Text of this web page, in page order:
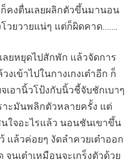
ก็คงตื่นเลยผลิกตัวขึ้นมานอน
วยวายแน่ๆ แต่ก็ผิดคาด…….
ยหยุดไปสักพัก แล้วจัดการ
เข้าไปในกางเกงเต๋าอีก ก็
เอานิ้วโป้งกับนิ้วชี้จับชักเบาๆ
าะมันพลิกตัวหลายครั้ง แต่
ใจอะไรแล้ว นอนชันเขาขึ้น
แล้วค่อยๆ งัดลำควยเต๋าออก
นเต๋าเหมือนจะเกร็งตัวด้วย